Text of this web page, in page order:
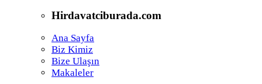
Hirdavatciburada.com
Ana Sayfa
Biz Kimiz
Bize Ulaşın
Makaleler